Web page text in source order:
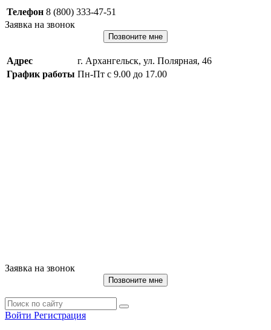
Телефон 8 (800) 333-47-51
Заявка на звонок
Позвоните мне
Адрес
г. Архангельск, ул. Полярная, 46
График работы Пн-Пт с 9.00 до 17.00
Заявка на звонок
Позвоните мне
Войти Регистрация